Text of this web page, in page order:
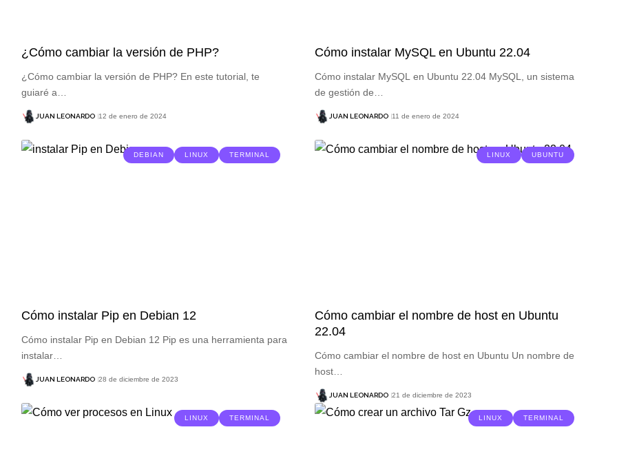
¿Cómo cambiar la versión de PHP?
¿Cómo cambiar la versión de PHP? En este tutorial, te
guiaré a…
JUAN LEONARDO 12 de enero de 2024
Cómo instalar MySQL en Ubuntu 22.04
Cómo instalar MySQL en Ubuntu 22.04 MySQL, un sistema
de gestión de…
JUAN LEONARDO 11 de enero de 2024
DEBIAN LINUX TERMINAL
Cómo instalar Pip en Debian 12
Cómo instalar Pip en Debian 12 Pip es una herramienta para
instalar…
JUAN LEONARDO 28 de diciembre de 2023
LINUX UBUNTU
Cómo cambiar el nombre de host en Ubuntu
22.04
Cómo cambiar el nombre de host en Ubuntu Un nombre de
host…
JUAN LEONARDO 21 de diciembre de 2023
LINUX TERMINAL LINUX TERMINAL